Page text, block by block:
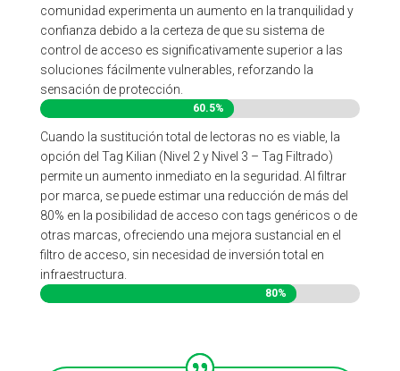
comunidad experimenta un aumento en la tranquilidad y
confianza debido a la certeza de que su sistema de
control de acceso es significativamente superior a las
soluciones fácilmente vulnerables, reforzando la
sensación de protección.
60.5%
60.5%
Cuando la sustitución total de lectoras no es viable, la
opción del Tag Kilian (Nivel 2 y Nivel 3 – Tag Filtrado)
permite un aumento inmediato en la seguridad. Al filtrar
por marca, se puede estimar una reducción de más del
80% en la posibilidad de acceso con tags genéricos o de
otras marcas, ofreciendo una mejora sustancial en el
filtro de acceso, sin necesidad de inversión total en
infraestructura.
80%
80%